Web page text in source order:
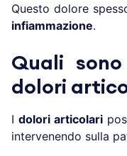
Questo dolore
infiammazione.
Quali
dolori
Idolori articolari
intervenendo sulla